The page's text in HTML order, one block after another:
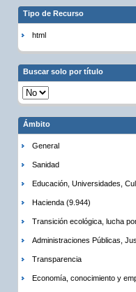
Tipo de Recurso
html
Buscar solo por título
Ámbito
General
Sanidad
Educación, Universidades,
Hacienda (9.944)
Transición ecológica, lucha
Administraciones Públicas,
Transparencia
Economía, conocimiento y